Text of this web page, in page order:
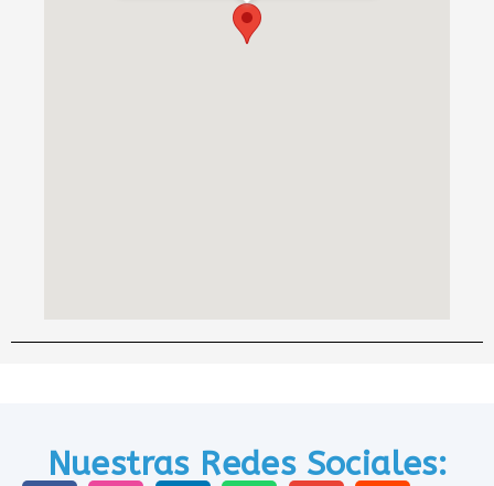
Nuestras Redes Sociales: